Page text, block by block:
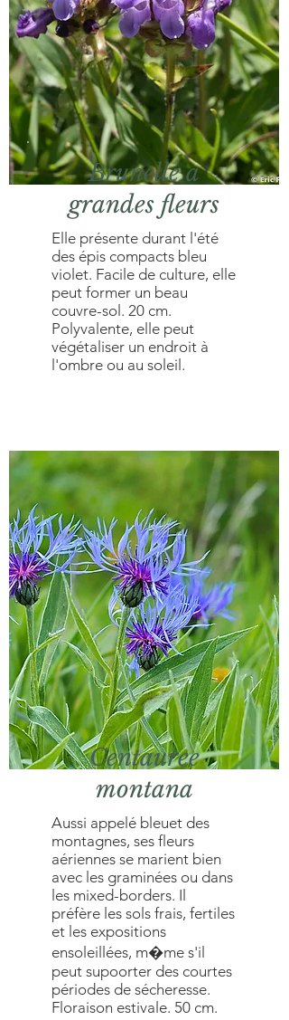
Brunelle a
grandes fleurs
Elle présente durant l'été
des épis compacts bleu
violet. Facile de culture, elle
peut former un beau
couvre-sol. 20 cm.
Polyvalente, elle peut
végétaliser un endroit à
l'ombre ou au soleil.
Centauree
montana
Aussi appelé bleuet des
montagnes, ses fleurs
aériennes se marient bien
avec les graminées ou dans
les mixed-borders. Il
préfère les sols frais, fertiles
et les expositions
ensoleillées, m�me s'il
peut supoorter des courtes
périodes de sécheresse.
Floraison estivale. 50 cm.